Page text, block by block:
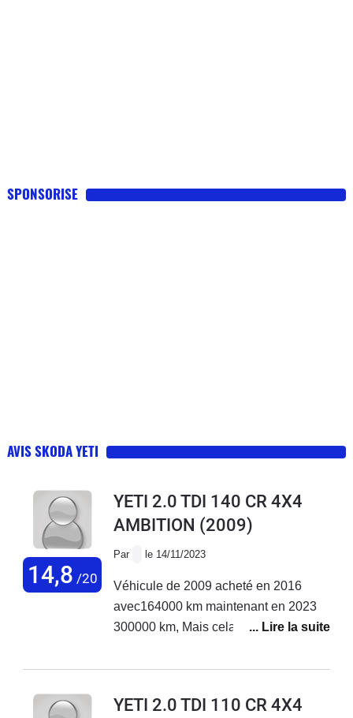
SPONSORISE
AVIS SKODA YETI
14,8 /20
YETI 2.0 TDI 140 CR 4X4
AMBITION (2009)
Par le 14/11/2023
Véhicule de 2009 acheté en 2016
avec164000 km maintenant en 2023
300000 km, Mais cela reste une très
YETI 2.0 TDI 110 CR 4X4